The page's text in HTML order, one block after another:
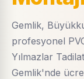
Gemlik,
profesyonel
Yılmazlar
Gemlik'nde